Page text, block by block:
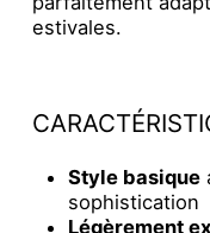
estivales.
Style basique
sophistication
Légèrement